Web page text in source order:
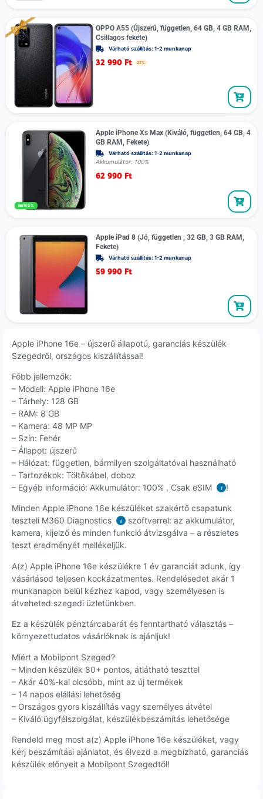
OPPO A55 (Újszerű, független, 64 GB, 4 GB RAM,
Csillagos fekete)
Várható szállítás: 1-2 munkanap
32 990 Ft 27%
100%
Apple iPhone Xs Max (Kiváló, független, 64 GB, 4
GB RAM, Fekete)
Várható szállítás: 1-2 munkanap
Akkumulátor: 100%
62 990 Ft
Apple iPad 8 (Jó, független , 32 GB, 3 GB RAM,
Fekete)
Várható szállítás: 1-2 munkanap
59 990 Ft
Apple iPhone 16e – újszerű állapotú, garanciás készülék
Szegedről, országos kiszállítással!
Főbb jellemzők:
– Modell: Apple iPhone 16e
– Tárhely: 128 GB
– RAM: 8 GB
– Kamera: 48 MP MP
– Szín: Fehér
– Állapot: újszerű
– Hálózat: független, bármilyen szolgáltatóval használható
– Tartozékok: Töltőkábel, doboz
– Egyéb információ: Akkumulátor: 100% , Csak eSIM
i !
Minden Apple iPhone 16e készüléket szakértő csapatunk
teszteli M360 Diagnostics
i
szoftverrel: az akkumulátor,
kamera, kijelző és minden funkció átvizsgálva – a részletes
teszt eredményét mellékeljük.
A(z) Apple iPhone 16e készülékre 1 év garanciát adunk, így
vásárlásod teljesen kockázatmentes. Rendelésedet akár 1
munkanapon belül kézhez kapod, vagy személyesen is
átveheted szegedi üzletünkben.
Ez a készülék pénztárcabarát és fenntartható választás –
környezettudatos vásárlóknak is ajánljuk!
Miért a Mobilpont Szeged?
– Minden készülék 80+ pontos, átlátható teszttel
– Akár 40%-kal olcsóbb, mint az új termékek
– 14 napos elállási lehetőség
– Országos gyors kiszállítás vagy személyes átvétel
– Kiváló ügyfélszolgálat, készülékbeszámítás lehetősége
Rendeld meg most a(z) Apple iPhone 16e készüléket, vagy
kérj beszámítási ajánlatot, és élvezd a megbízható, garanciás
készülék előnyeit a Mobilpont Szegedtől!